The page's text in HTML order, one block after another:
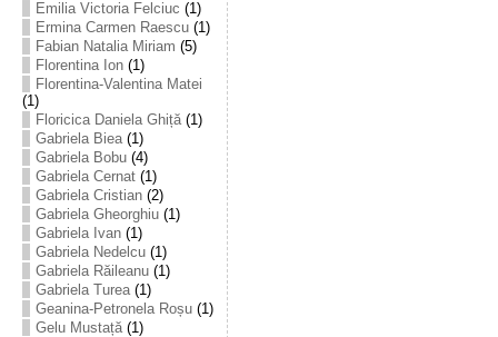
Emilia Victoria Felciuc (1)
Ermina Carmen Raescu(1)
Fabian Natalia Miriam (5)
Florentina Ion(1)
Florentina-Valentina Matei
(1)
Floricica Daniela Ghiță(1)
Gabriela Biea(1)
Gabriela Bobu(4)
Gabriela Cernat(1)
Gabriela Cristian(2)
Gabriela Gheorghiu(1)
Gabriela Ivan(1)
Gabriela Nedelcu(1)
Gabriela Răileanu(1)
Gabriela Turea(1)
Geanina-Petronela Roșu(1)
Gelu Mustață(1)